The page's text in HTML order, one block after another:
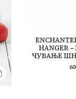
HANGER
ЧУВАЊЕ